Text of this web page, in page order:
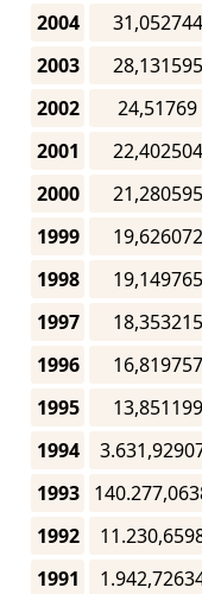
2004
31,052744
2003
28,131595
2002
24,51769
2001
22,402504
2000
21,280595
1999
19,626072
1998
19,149765
1997
18,353215
1996
16,819757
1995
13,851199
1994
1993
1992
1991